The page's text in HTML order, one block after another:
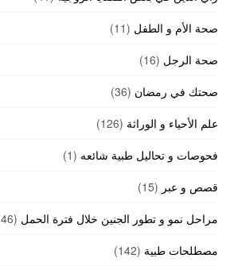
صحة الأم و الطفل (11)
صحة الرجل (16)
صحتك في رمضان (36)
علم الأحياء و الوراثة (126)
فحوصات و تحاليل طبية شائعه (1)
قصص و عبر (15)
مراحل نمو و تطور الجنين خلال فترة الحمل (46)
مصطلحات طبية (142)